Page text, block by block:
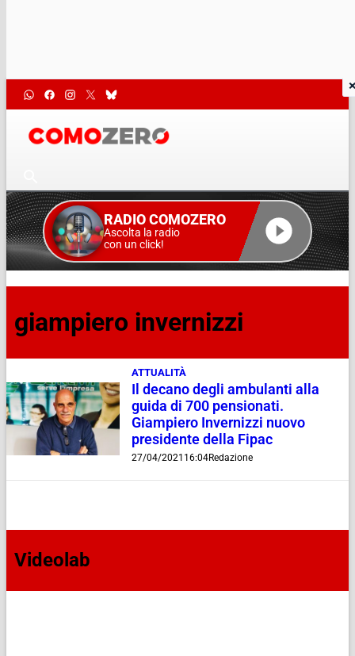
RADIO COMOZERO
Ascolta la radio
con un click!
giampiero invernizzi
ATTUALITÀ
Il decano degli ambulanti alla
guida di 700 pensionati.
Giampiero Invernizzi nuovo
presidente della Fipac
27/04/2021 16:04Redazione
Videolab